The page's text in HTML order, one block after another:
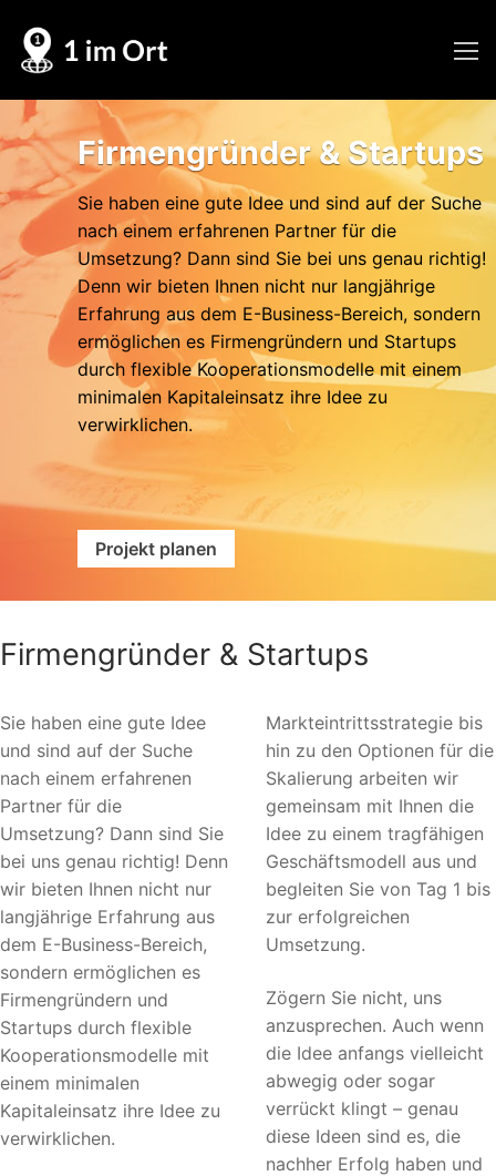
content
Firmengründer & Startups
Sie haben eine gute Idee und sind auf der Suche
nach einem erfahrenen Partner für die
Umsetzung? Dann sind Sie bei uns genau richtig!
Denn wir bieten Ihnen nicht nur langjährige
Erfahrung aus dem E-Business-Bereich, sondern
ermöglichen es Firmengründern und Startups
durch flexible Kooperationsmodelle mit einem
minimalen Kapitaleinsatz ihre Idee zu
verwirklichen.
Projekt planen
Firmengründer & Startups
Sie haben eine gute Idee
und sind auf der Suche
nach einem erfahrenen
Partner für die
Umsetzung? Dann sind Sie
bei uns genau richtig! Denn
wir bieten Ihnen nicht nur
langjährige Erfahrung aus
dem E-Business-Bereich,
sondern ermöglichen es
Firmengründern und
Startups durch flexible
Kooperationsmodelle mit
einem minimalen
Kapitaleinsatz ihre Idee zu
verwirklichen.
Markteintrittsstrategie bis
hin zu den Optionen für die
Skalierung arbeiten wir
gemeinsam mit Ihnen die
Idee zu einem tragfähigen
Geschäftsmodell aus und
begleiten Sie von Tag 1 bis
zur erfolgreichen
Umsetzung.
Zögern Sie nicht, uns
anzusprechen. Auch wenn
die Idee anfangs vielleicht
abwegig oder sogar
verrückt klingt – genau
diese Ideen sind es, die
nachher Erfolg haben und